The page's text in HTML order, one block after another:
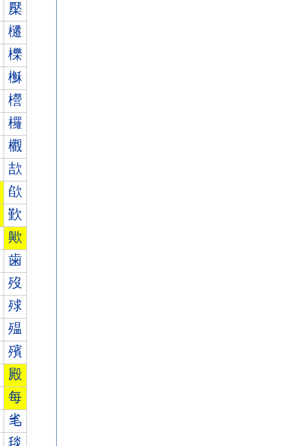
檿
櫏
櫟
櫯
櫿
欏
欟
欯
欿
歏
歟
歯
歿
殏
殟
殯
殿
每
毟
毯